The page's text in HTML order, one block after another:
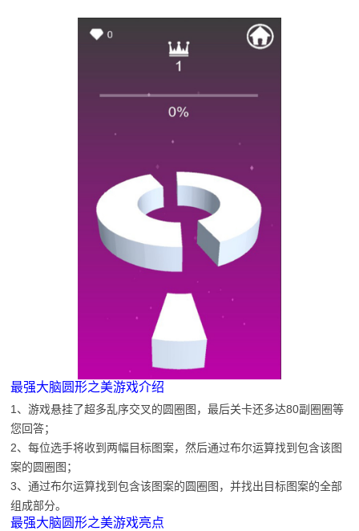
最强大脑圆形之美游戏介绍
1、游戏悬挂了超多乱序交叉的圆圈图，最后关卡还多达80副圈圈等
您回答；
2、每位选手将收到两幅目标图案，然后通过布尔运算找到包含该图
案的圆圈图；
3、通过布尔运算找到包含该图案的圆圈图，并找出目标图案的全部
组成部分。
最强大脑圆形之美游戏亮点